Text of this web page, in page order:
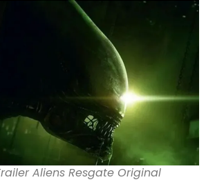
Aliens Resgate Original